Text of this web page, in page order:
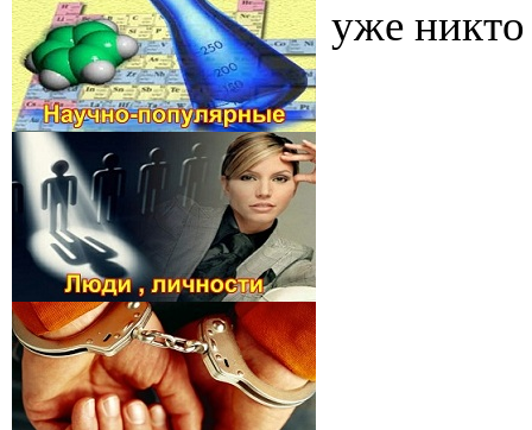
уже никто